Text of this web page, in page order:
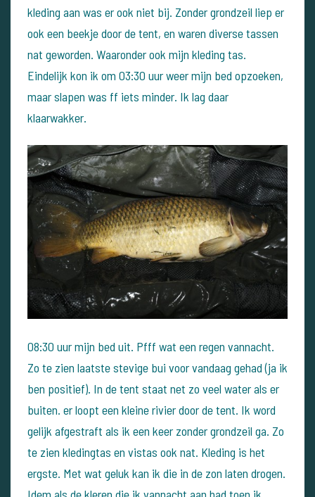
kleding aan was er ook niet bij. Zonder grondzeil liep er
ook een beekje door de tent, en waren diverse tassen
nat geworden. Waaronder ook mijn kleding tas.
Eindelijk kon ik om 03:30 uur weer mijn bed opzoeken,
maar slapen was ff iets minder. Ik lag daar
klaarwakker.
08:30 uur mijn bed uit. Pfff wat een regen vannacht.
Zo te zien laatste stevige bui voor vandaag gehad (ja ik
ben positief). In de tent staat net zo veel water als er
buiten. er loopt een kleine rivier door de tent. Ik word
gelijk afgestraft als ik een keer zonder grondzeil ga. Zo
te zien kledingtas en vistas ook nat. Kleding is het
ergste. Met wat geluk kan ik die in de zon laten drogen.